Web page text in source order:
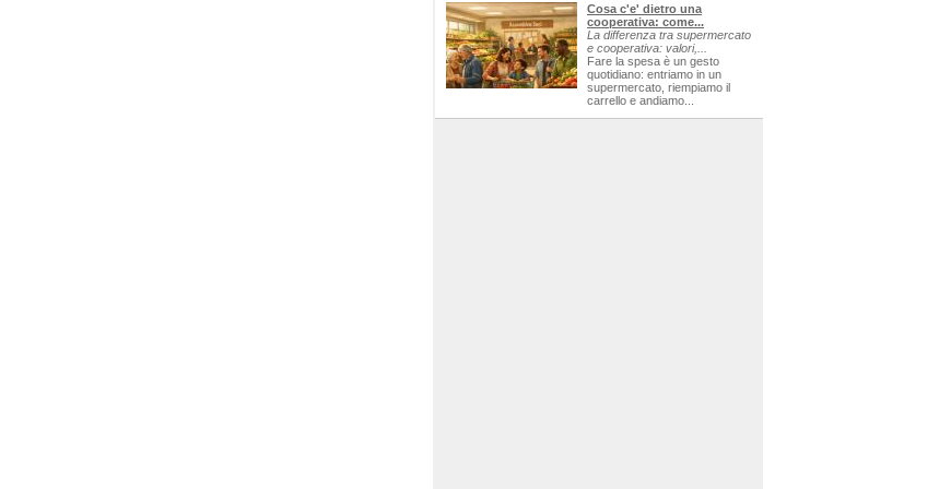
Cosa c'e' dietro una
cooperativa: come...
La differenza tra supermercato
e cooperativa: valori,...
Fare la spesa è un gesto
quotidiano: entriamo in un
supermercato, riempiamo il
carrello e andiamo...